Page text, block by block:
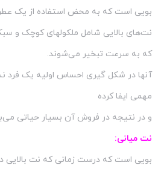
بویی است که به محض استفاده از یک
نت‌های بالایی شامل ملکولهای کوچک و
که به سرعت تبخیر می‌شوند.
آنها در شکل گیری احساس اولیه یک
مهمی ایفا کرده
و در نتیجه در فروش آن بسیار حیاتی
نت میانی:
بویی است که درست زمانی که نت